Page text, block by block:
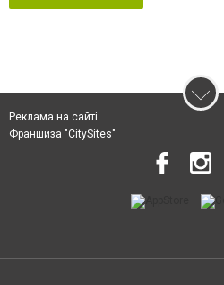
Реклама на сайті
Франшиза "CitySites"